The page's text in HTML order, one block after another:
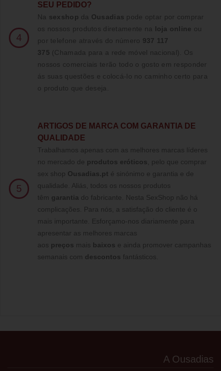
4
SEU PEDIDO?
Na sexshop da Ousadias pode optar por comprar
os nossos produtos diretamente na loja online ou
por telefone através do número 937 117
375 (Chamada para a rede móvel nacional)
. Os
nossos comerciais terão todo o gosto em responder
ás suas questões e colocá-lo no caminho certo para
o produto que deseja.
5
ARTIGOS DE MARCA COM GARANTIA DE
QUALIDADE
Trabalhamos apenas com as melhores marcas líderes
no mercado de produtos eróticos , pelo que comprar
sex shop Ousadias.pt é sinónimo e garantia e de
qualidade. Aliás, todos os nossos produtos
têm garantia do fabricante. Nesta SexShop não há
complicações. Para nós, a satisfação do cliente é o
mais importante. Esforçamo-nos diariamente para
apresentar as melhores marcas
aos preços mais baixos e ainda promover campanhas
semanais com descontos fantásticos.
A Ousadias